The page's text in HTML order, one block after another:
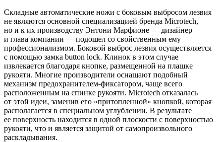
Складные автоматические ножи с боковым выбросом лезвия
не являются основной специализацией бренда Microtech,
но и к их производству Энтони Марфионе — дизайнер
и глава компании — подошел со свойственным ему
профессионализмом. Боковой выброс лезвия осуществляется
с помощью замка button lock. Клинок в этом случае
извлекается благодаря кнопке, размещенной на плашке
рукояти. Многие производители оснащают подобный
механизм предохранителем-фиксатором, чаще всего
расположенным на спинке рукояти. Microtech отказалась
от этой идеи, заменив его «притопленной» кнопкой, которая
располагается в специальном углублении. В результате
ее поверхность находится в одной плоскости с поверхностью
рукояти, что и является защитой от самопроизвольного
раскладывания.